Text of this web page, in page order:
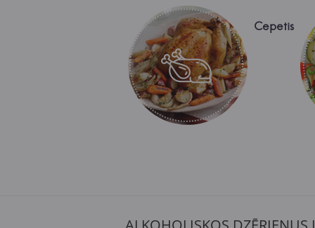
Cepetis